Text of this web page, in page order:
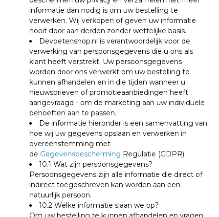
informatie dan nodig is om uw bestelling te
verwerken. Wij verkopen of geven uw informatie
nooit door aan derden zonder wettelijke basis.
Devoetenshop.nl is verantwoordelijk voor de
verwerking van persoonsgegevens die u ons als
klant heeft verstrekt. Uw persoonsgegevens
worden door ons verwerkt om uw bestelling te
kunnen afhandelen en in die tijden wanneer u
nieuwsbrieven of promotieaanbiedingen heeft
aangevraagd - om de marketing aan uw individuele
behoeften aan te passen.
De informatie hieronder is een samenvatting van
hoe wij uw gegevens opslaan en verwerken in
overeenstemming met
de Gegevensbescherming Regulatie (GDPR).
10.1 Wat zijn persoonsgegevens?
Persoonsgegevens zijn alle informatie die direct of
indirect toegeschreven kan worden aan een
natuurlijk persoon.
10.2 Welke informatie slaan we op?